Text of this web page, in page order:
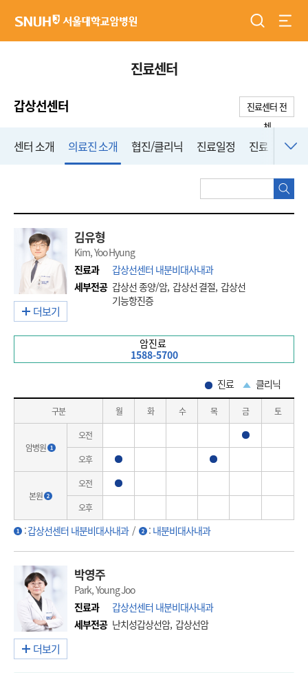
검색
진료센터
갑상선센터
진료센터 전
체
센터 소개 의료진 소개 협진/클리닉 진료일정 진료 FAQ
료
진
더보기
김유형
Kim, Yoo Hyung
진료과
갑상선센터 내분비대사내과
세부전공 갑상선 종양/암, 갑상선 결절, 갑상선
기능항진증
암진료
1588-5700
진료 클리닉
구분 월 화 수 목 금 토
암병원
오전
진료
오후
본원
오전
오후
:갑상선센터 내분비대사내과 / : 내분비대사내과
더보기
박영주
Park, Young Joo
진료과
갑상선센터 내분비대사내과
세부전공 난치성갑상선암, 갑상선암